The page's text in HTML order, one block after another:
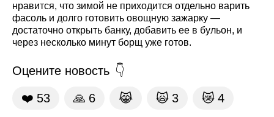
нравится, что зимой не приходится отдельно варить
фасоль и долго готовить овощную зажарку —
достаточно открыть банку, добавить ее в бульон, и
через несколько минут борщ уже готов.
Оцените новость
❤️ 53 🙏 6 😹 🙀 3 😿 4